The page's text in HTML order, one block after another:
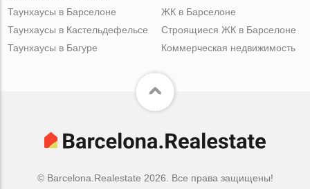
Таунхаусы в Барселоне
Таунхаусы в Кастельдефельсе
Таунхаусы в Багуре
ЖК в Барселоне
Строящиеся ЖК в Барселоне
Коммерческая недвижимость
© Barcelona.Realestate 2026. Все права защищены!